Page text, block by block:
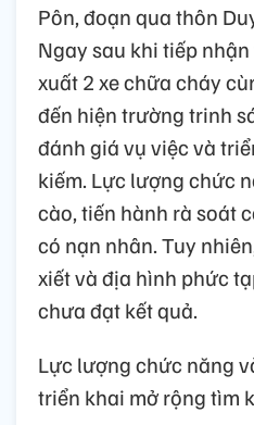
Pôn, đoạn qua thôn
Ngay sau khi tiếp
xuất 2 xe chữa cháy
đến hiện trường trinh
đánh giá vụ việc và
kiếm. Lực lượng chức
cào, tiến hành rà soát
có nạn nhân. Tuy
xiết và địa hình phức
chưa đạt kết quả.
Lực lượng chức năng
triển khai mở rộng tìm